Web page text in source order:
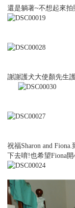
還是躺著~不想起來拍
謝謝護犬大使顏先生
祝福Sharon and
下去唷!也希望Fiona